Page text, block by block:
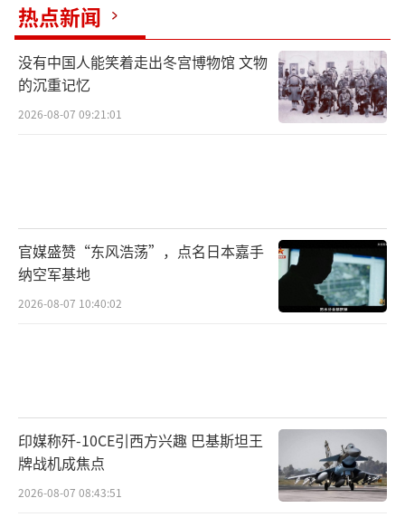
热点新闻
没有中国人能笑着走出冬宫博物馆 文物
的沉重记忆
2026-08-07 09:21:01
官媒盛赞“东风浩荡”，点名日本嘉手
纳空军基地
2026-08-07 10:40:02
印媒称歼-10CE引西方兴趣 巴基斯坦王
牌战机成焦点
2026-08-07 08:43:51